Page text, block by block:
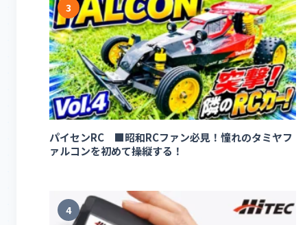
3
パイセンRC ■昭和RCファン必見！憧れのタミヤフ
ァルコンを初めて操縦する！
4